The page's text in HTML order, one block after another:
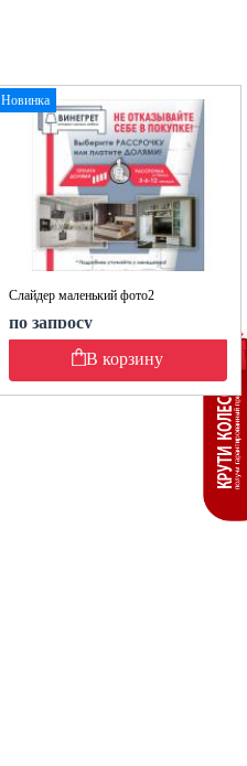
Новинка
Слайдер маленький фото2
по запросу
В корзину